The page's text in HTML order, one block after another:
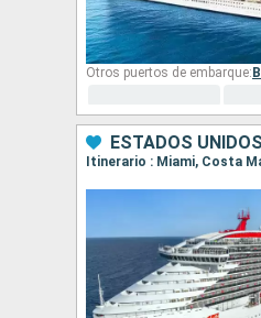
Otros puertos de embarque:
ESTADOS
Itinerario : Miami, Costa